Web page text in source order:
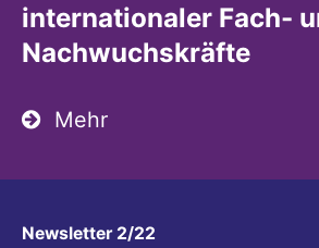
internationaler Fach-
Nachwuchskräfte
Mehr
Newsletter 2/22